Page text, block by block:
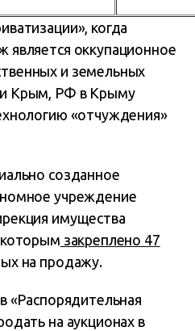
когда
является оккупационное
и земельных
Крым, РФ в Крыму
«отчуждения»
созданное
учреждение
имущества
закреплено 47
на продажу.
«Распорядительная
на аукционах в